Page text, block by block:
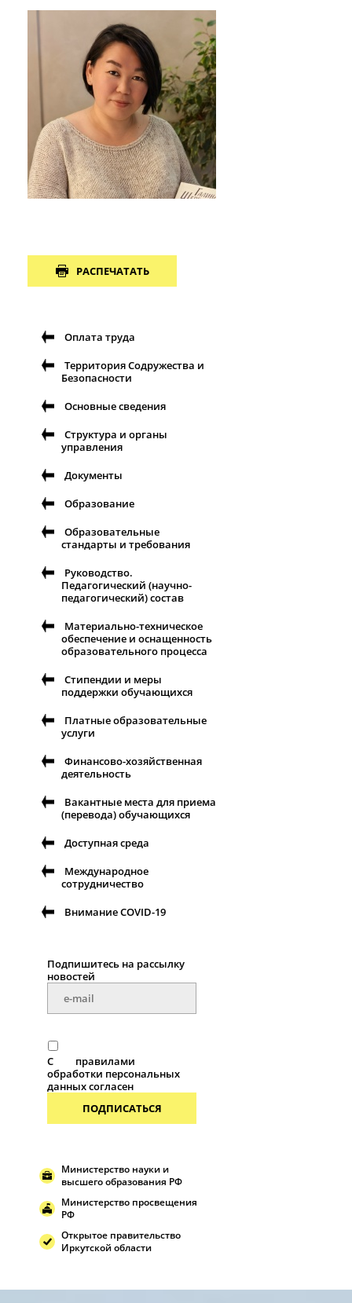
РАСПЕЧАТАТЬ
Оплата труда
Территория Содружества и
Безопасности
Основные сведения
Структура и органы
управления
Документы
Образование
Образовательные
стандарты и требования
Руководство.
Педагогический (научно-
педагогический) состав
Материально-техническое
обеспечение и оснащенность
образовательного процесса
Стипендии и меры
поддержки обучающихся
Платные образовательные
услуги
Финансово-хозяйственная
деятельность
Вакантные места для приема
(перевода) обучающихся
Доступная среда
Международное
сотрудничество
Внимание COVID-19
Подпишитесь на рассылку
новостей
С
правилами
обработки персональных
данных согласен
ПОДПИСАТЬСЯ
Министерство науки и
высшего образования РФ
Министерство просвещения
РФ
Открытое правительство
Иркутской области